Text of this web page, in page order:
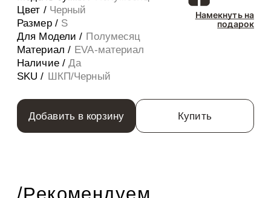
Цвет / Черный
Размер / S
Для Модели / Полумесяц
Материал / EVA-материал
Наличие /Да
SKU / ШКП/Черный
Намекнуть на
подарок
Добавить в корзину Купить